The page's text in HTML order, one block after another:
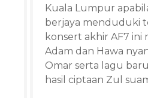
Kuala Lumpur
berjaya menduduki
konsert akhir AF7 ini
Adam dan Hawa
Omar serta lagu
hasil ciptaan Zul